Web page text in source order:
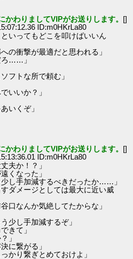
かわりましてVIPがお送りします。 []
ID:m0HKrLa80
いってもどこを叩けばいいん
の衝撃が最適だと思われる」
ろ……」
フトな所で頼む」
いいか？」
いくぞ」
かわりましてVIPがお送りします。 []
ID:m0HKrLa80
夫か！？」
くなった」
し手加減するべきだったか……」
ダメージとしては最大に近い威
口なんか気絶してたからな」
少し手加減するぞ」
きて」
」
に繋がる」
かり繋ぎとめておけよ」